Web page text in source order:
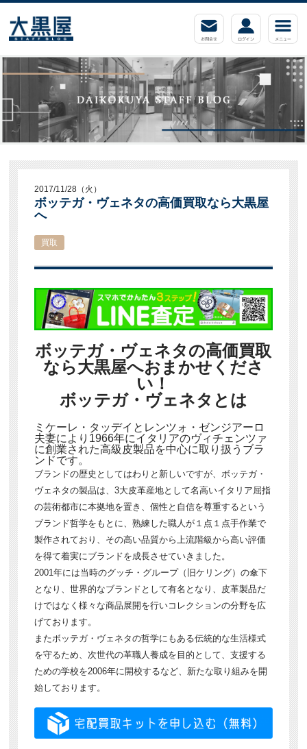
2017/11/28（火）
ボッテガ・ヴェネタの高価買取なら大黒屋
へ
買取
ボッテガ・ヴェネタの高価買取
なら大黒屋へおまかせくださ
い！
ボッテガ・ヴェネタとは
ミケーレ・タッデイとレンツォ・ゼンジアーロ
夫妻により1966年にイタリアのヴィチェンツァ
に創業された高級皮製品を中心に取り扱うブラ
ンドです。
ブランドの歴史としてはわりと新しいですが、ボッテガ・
ヴェネタの製品は、3大皮革産地として名高いイタリア屈指
の芸術都市に本拠地を置き、個性と自信を尊重するという
ブランド哲学をもとに、熟練した職人が１点１点手作業で
製作されており、その高い品質から上流階級から高い評価
を得て着実にブランドを成長させていきました。
2001年には当時のグッチ・グループ（旧ケリング）の傘下
となり、世界的なブランドとして有名となり、皮革製品だ
けではなく様々な商品展開を行いコレクションの分野を広
げております。
またボッテガ・ヴェネタの哲学にもある伝統的な生活様式
を守るため、次世代の革職人養成を目的として、支援する
ための学校を2006年に開校するなど、新たな取り組みを開
始しております。